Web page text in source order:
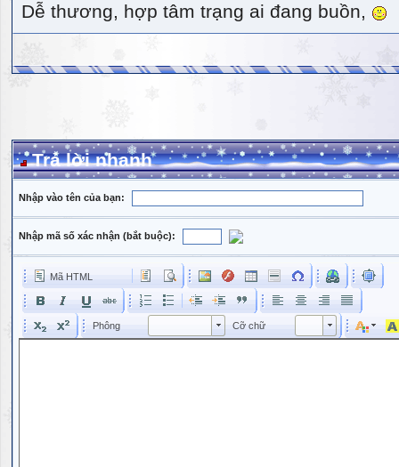
Dễ thương, hợp tâm trạng ai đang buồn,
Trả lời nhanh
Nhập vào tên của bạn:
Nhập mã số xác nhận (bắt buộc):
Mã HTML
Phông Phông Cỡ chữ Kích cỡ phông